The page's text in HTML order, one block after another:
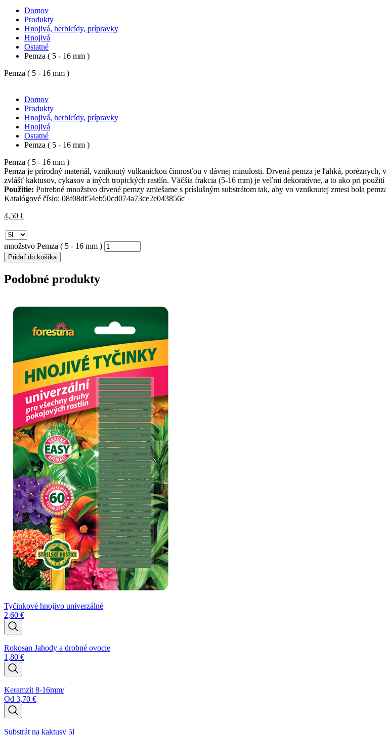
Domov
Produkty
Hnojivá, herbicídy, prípravky
Hnojivá
Ostatné
Pemza ( 5 - 16 mm )
Pemza ( 5 - 16 mm )
Domov
Produkty
Hnojivá, herbicídy, prípravky
Hnojivá
Ostatné
Pemza ( 5 - 16 mm )
Pemza ( 5 - 16 mm )
Pemza je prírodný materiál, vzniknutý vulkanickou činnosťou v dávnej minulosti. Drvená pemza je ľahká,
zvlášť kaktusov, cykasov a iných tropických rastlín. Väčšia frakcia (5-16 mm) je veľmi dekoratívne, a to ako pri
Použitie: Potrebné množstvo drvené pemzy zmiešame s príslušným substrátom tak, aby vo vzniknutej zmesi bola
Katalógové číslo: 08f08df54eb50cd074a73ce2e043856c
4,50 €
množstvo Pemza ( 5 - 16 mm )
Pridať do košíka
Podobné produkty
Tyčinkové hnojivo univerzálné
2,60 €
Rokosan Jahody a drobné ovocie
1,80 €
Keramzit 8-16mm/
Od 3,70 €
Substrát na kaktusy 5l